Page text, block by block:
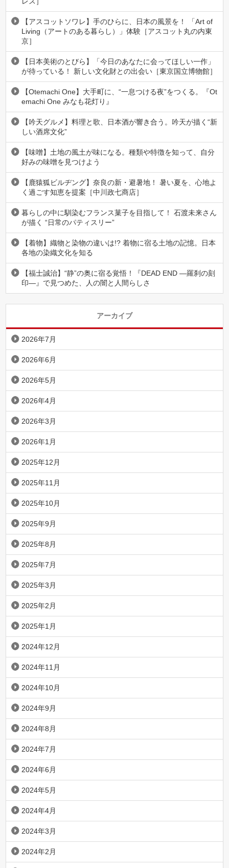
【アスコットソワレ】手のひらに、日本の風景を！ 「Art of
Living（アートのある暮らし）」体験［アスコット丸の内東
京］
【日本美術のとびら】「今日のあなたに会ってほしい一作」
が待っている！ 新しい文化財との出会い［東京国立博物館］
【Otemachi One】大手町に、“一息つける夜”をつくる。『Ot
emachi One みなも花灯り』
【吟天グルメ】料理と歌、日本酒が響き合う。吟天が描く“新
しい酒席文化”
【味噌】土地の風土が味になる。種類や特徴を知って、自分
好みの味噌を見つけよう
【鹿猿狐ビルヂング】奈良の新・避暑地！ 暑い夏を、心地よ
く過ごす知恵を提案［中川政七商店］
暮らしの中に馴染むフランス菓子を目指して！ 石渡未来さん
が描く “日常のパティスリー”
【着物】織物と染物の違いは!? 着物に宿る土地の記憶。日本
各地の染織文化を知る
【福士誠治】“静”の奥に宿る覚悟！『DEAD END ―羅刹の刻
印―』で見つめた、人の闇と人間らしさ
アーカイブ
2026年7月
2026年6月
2026年5月
2026年4月
2026年3月
2026年1月
2025年12月
2025年11月
2025年10月
2025年9月
2025年8月
2025年7月
2025年3月
2025年2月
2025年1月
2024年12月
2024年11月
2024年10月
2024年9月
2024年8月
2024年7月
2024年6月
2024年5月
2024年4月
2024年3月
2024年2月